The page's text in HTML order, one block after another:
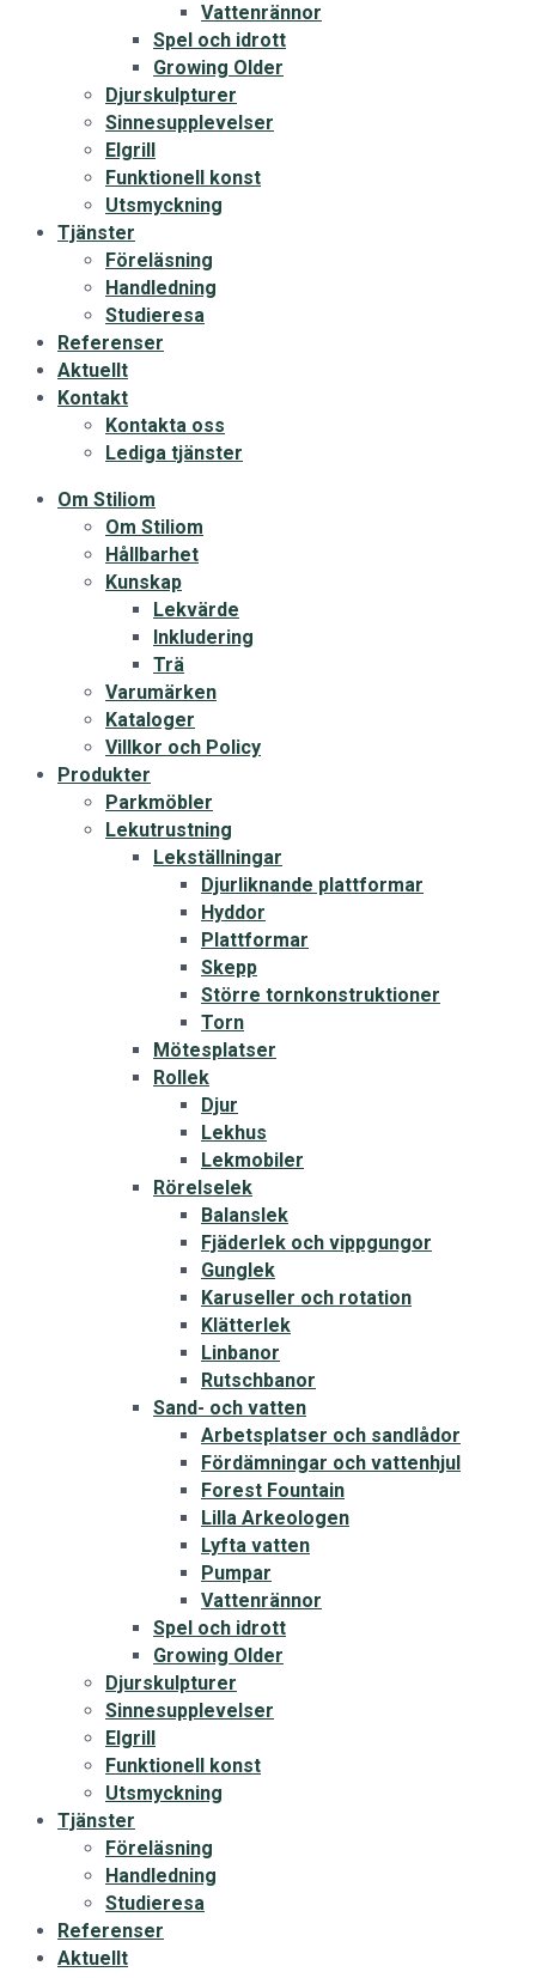
Vattenrännor
Spel och idrott
Growing Older
Djurskulpturer
Sinnesupplevelser
Elgrill
Funktionell konst
Utsmyckning
Tjänster
Föreläsning
Handledning
Studieresa
Referenser
Aktuellt
Kontakt
Kontakta oss
Lediga tjänster
Om Stiliom
Om Stiliom
Hållbarhet
Kunskap
Lekvärde
Inkludering
Trä
Varumärken
Kataloger
Villkor och Policy
Produkter
Parkmöbler
Lekutrustning
Lekställningar
Djurliknande plattformar
Hyddor
Plattformar
Skepp
Större tornkonstruktioner
Torn
Mötesplatser
Rollek
Djur
Lekhus
Lekmobiler
Rörelselek
Balanslek
Fjäderlek och vippgungor
Gunglek
Karuseller och rotation
Klätterlek
Linbanor
Rutschbanor
Sand- och vatten
Arbetsplatser och sandlådor
Fördämningar och vattenhjul
Forest Fountain
Lilla Arkeologen
Lyfta vatten
Pumpar
Vattenrännor
Spel och idrott
Growing Older
Djurskulpturer
Sinnesupplevelser
Elgrill
Funktionell konst
Utsmyckning
Tjänster
Föreläsning
Handledning
Studieresa
Referenser
Aktuellt